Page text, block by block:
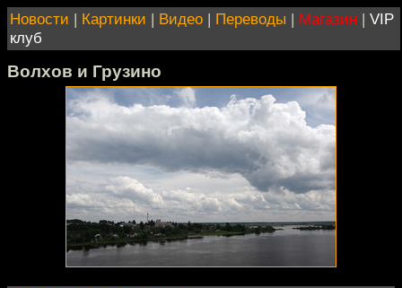
Новости | Картинки | Видео | Переводы | Магазин | VIP
клуб
Волхов и Грузино